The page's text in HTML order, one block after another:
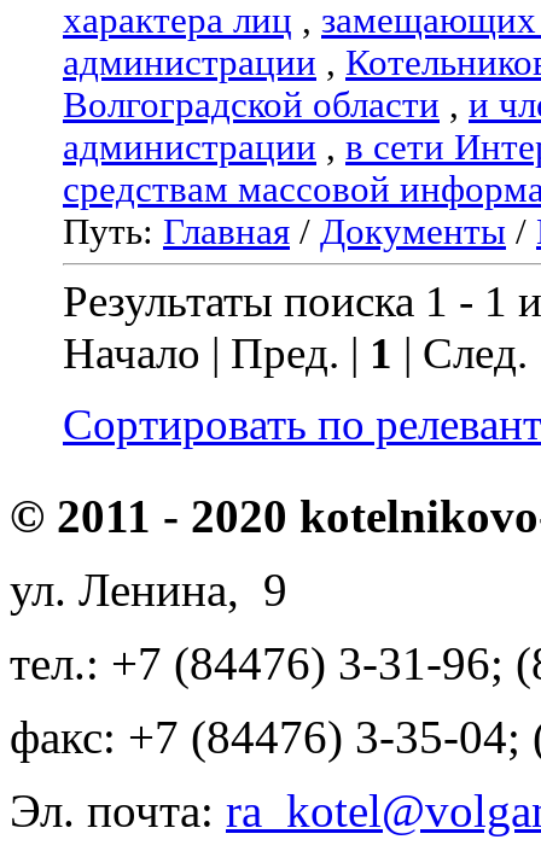
характера лиц , замещающих
администрации ,
Волгоградской области , и
администрации , в сети
средствам массовой
Путь: Главная / Документы /
Результаты поиска 1 - 1
Начало | Пред. | 1 |
Сортировать по
© 2011 - 2020
ул. Ленина, 9
тел.: +7 (84476) 3-31-96;
факс: +7 (84476) 3-35-04;
Эл. почта: